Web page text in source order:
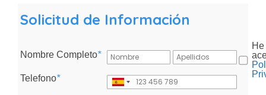
Solicitud de Información
Nombre Completo*
Telefono*